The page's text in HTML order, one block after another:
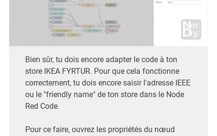
Bien sûr, tu dois encore adapter le code à ton
store IKEA FYRTUR. Pour que cela fonctionne
correctement, tu dois encore saisir l'adresse IEEE
ou le "friendly name" de ton store dans le Node
Red Code.
Pour ce faire, ouvrez les propriétés du nœud